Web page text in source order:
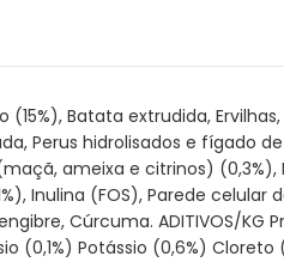
Batata extrudida,
Perus hidrolisados e fígado
ameixa e citrinos)
Inulina (FOS), Parede
Cúrcuma. ADITIVOS/KG
(0,1%) Potássio (0,6%)